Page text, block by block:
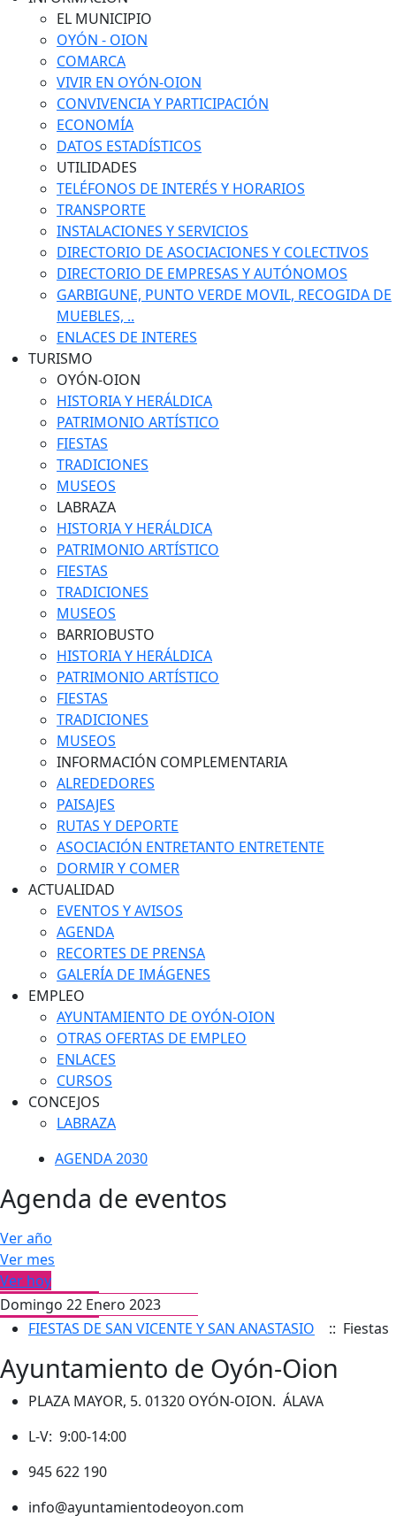
EL MUNICIPIO
OYÓN - OION
COMARCA
VIVIR EN OYÓN-OION
CONVIVENCIA Y PARTICIPACIÓN
ECONOMÍA
DATOS ESTADÍSTICOS
UTILIDADES
TELÉFONOS DE INTERÉS Y HORARIOS
TRANSPORTE
INSTALACIONES Y SERVICIOS
DIRECTORIO DE ASOCIACIONES Y COLECTIVOS
DIRECTORIO DE EMPRESAS Y AUTÓNOMOS
GARBIGUNE, PUNTO VERDE MOVIL, RECOGIDA DE
MUEBLES, ..
ENLACES DE INTERES
TURISMO
OYÓN-OION
HISTORIA Y HERÁLDICA
PATRIMONIO ARTÍSTICO
FIESTAS
TRADICIONES
MUSEOS
LABRAZA
HISTORIA Y HERÁLDICA
PATRIMONIO ARTÍSTICO
FIESTAS
TRADICIONES
MUSEOS
BARRIOBUSTO
HISTORIA Y HERÁLDICA
PATRIMONIO ARTÍSTICO
FIESTAS
TRADICIONES
MUSEOS
INFORMACIÓN COMPLEMENTARIA
ALREDEDORES
PAISAJES
RUTAS Y DEPORTE
ASOCIACIÓN ENTRETANTO ENTRETENTE
DORMIR Y COMER
ACTUALIDAD
EVENTOS Y AVISOS
AGENDA
RECORTES DE PRENSA
GALERÍA DE IMÁGENES
EMPLEO
AYUNTAMIENTO DE OYÓN-OION
OTRAS OFERTAS DE EMPLEO
ENLACES
CURSOS
CONCEJOS
LABRAZA
AGENDA 2030
Agenda de eventos
Ver año
Ver mes
Ver hoy
Domingo 22 Enero 2023
FIESTAS DE SAN VICENTE Y SAN ANASTASIO
:: Fiestas
Ayuntamiento de Oyón-Oion
PLAZA MAYOR, 5. 01320 OYÓN-OION. ÁLAVA
L-V: 9:00-14:00
945 622 190
info@ayuntamientodeoyon.com